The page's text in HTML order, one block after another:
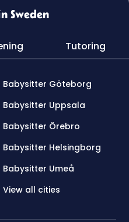
Sweden
Tutoring
Babysitter Göteborg
Babysitter Uppsala
Babysitter Örebro
Babysitter Helsingborg
Babysitter Umeå
View all cities